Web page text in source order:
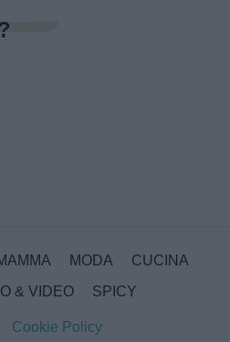
MODA
CUCINA
& VIDEO SPICY
Cookie Policy